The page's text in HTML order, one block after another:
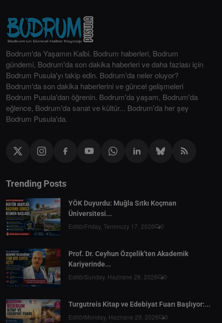
Bodrum'da Yaşamın Kalbi. Bodrum haberleri, Bodrum
gündemi, Bodrum'da son dakika haberleri ve daha fazlası için
Bodrum Pusula'yı takip edin. Bodrum'da neler oluyor?
Bodrum'da son dakika haberlerini ve güncel gelişmeleri
Bodrum Pusula'dan öğrenin. Bodrum'da yaşam, Bodrum'da
eğlence, Bodrum'da sanat ve kültür... Bodrum'da her şey
Bodrum Pusula'da.
Trending Posts
YÖK Duyurdu: Muğla Sıtkı Koçman
Üniversitesi...
EditörFriday, Temmuzy 17, 2026 0
Prof. Dr. Ceyhun Özçelik’ten Akademik
Kariyerinde...
EditörSunday, Hazirane 28, 2026 0
Turgutreis Kitap ve Edebiyat Fuarı Başlıyor:...
EditörMonday, Hazirane 29, 2026 0